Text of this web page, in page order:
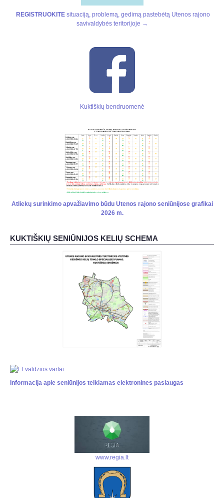
REGISTRUOKITEsituaciją, problemą, gedimą pastebėtą Utenos rajono
savivaldybės teritorijoje →
Kuktiškių bendruomenė
Atliekų surinkimo apvažiavimo būdu Utenos rajono seniūnijose grafikai
2026 m.
KUKTIŠKIŲ SENIŪNIJOS KELIŲ SCHEMA
Informacija apie seniūnijos teikiamas elektronines paslaugas
www.regia.lt